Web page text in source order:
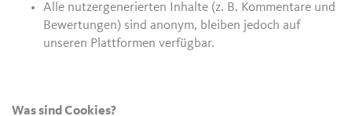
Alle nutzergenerierten Inhalte (z. B. Kommentare und
Bewertungen) sind anonym, bleiben jedoch auf
unseren Plattformen verfügbar.
Was sind Cookies?